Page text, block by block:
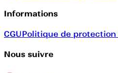
Informations
CGUPolitique de protection
Nous suivre